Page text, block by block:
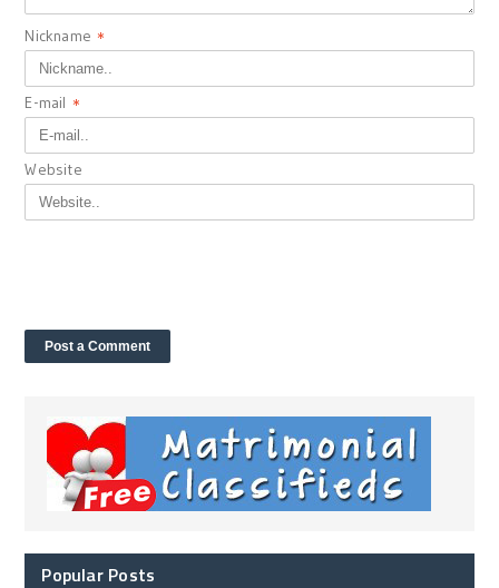
Nickname *
E-mail *
Website
Popular Posts